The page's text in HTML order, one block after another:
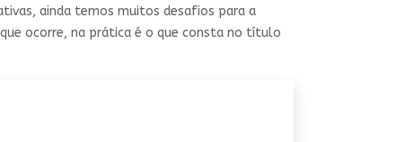
ainda temos muitos desafios para a
ocorre, na prática é o que consta no título